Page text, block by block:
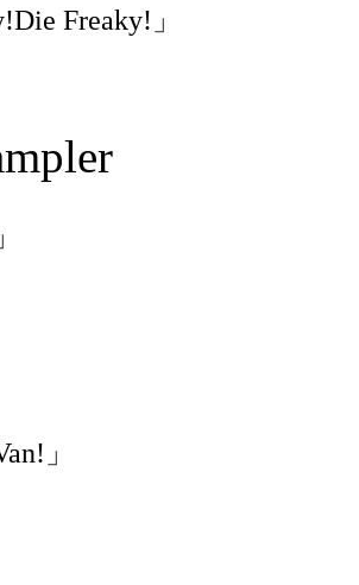
Freaky!」
」